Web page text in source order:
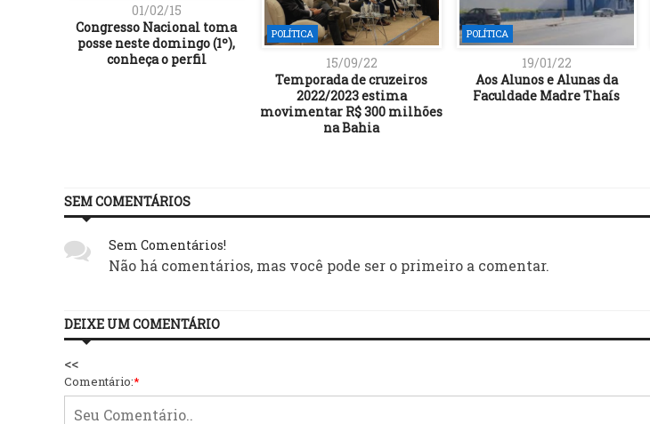
01/02/15
Congresso Nacional toma
posse neste domingo (1º),
conheça o perfil
POLÍTICA
15/09/22
Temporada de cruzeiros
2022/2023 estima
movimentar R$ 300 milhões
na Bahia
POLÍTICA
19/01/22
Aos Alunos e Alunas da
Faculdade Madre Thaís
SEM COMENTÁRIOS
Sem Comentários!
Não há comentários, mas você pode ser o primeiro a comentar.
DEIXE UM COMENTÁRIO
<<
Comentário:*